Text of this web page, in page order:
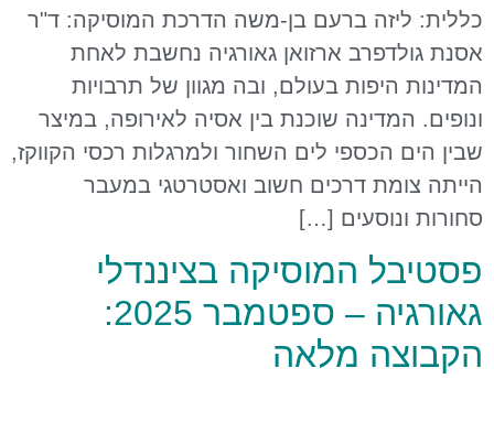
כללית: ליזה ברעם בן-משה הדרכת המוסיקה: ד"ר
אסנת גולדפרב ארזואן גאורגיה נחשבת לאחת
המדינות היפות בעולם, ובה מגוון של תרבויות
ונופים. המדינה שוכנת בין אסיה לאירופה, במיצר
שבין הים הכספי לים השחור ולמרגלות רכסי הקווקז,
הייתה צומת דרכים חשוב ואסטרטגי במעבר
סחורות ונוסעים […]
פסטיבל המוסיקה בציננדלי
גאורגיה – ספטמבר 2025:
הקבוצה מלאה